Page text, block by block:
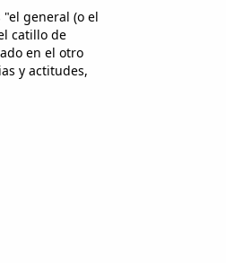
general (o el
catillo de
en el otro
y actitudes,